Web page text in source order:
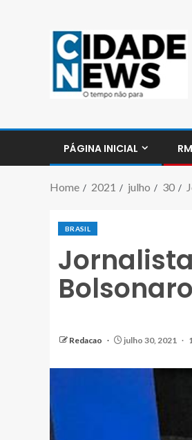
PÁGINA INICIAL
Home 2021 julho 30
BRASIL
Redacao julho 30, 2021